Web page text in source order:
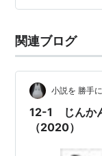
況が目まぐるし
的には全てうま
けであるが、ま
関連ブログ
小説を 勝手
12-1 じんか
（2020）